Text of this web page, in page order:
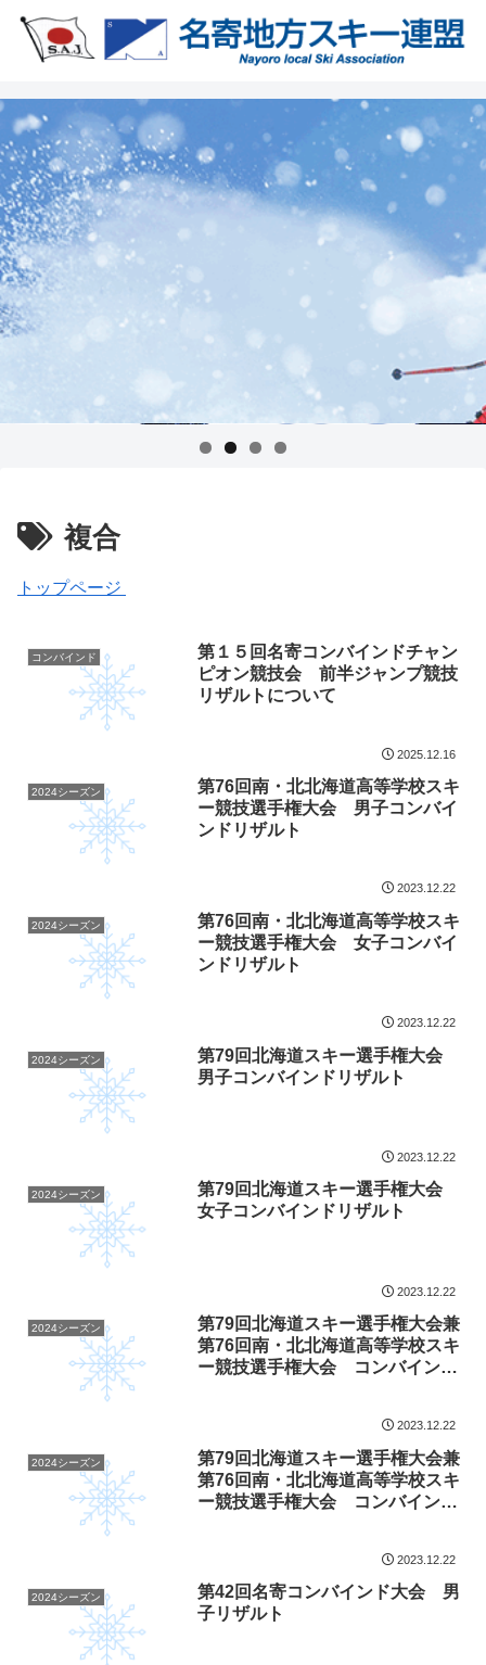
複合
トップページ
コンバインド
第１５回名寄コンバインドチャン
ピオン競技会 前半ジャンプ競技
リザルトについて
2025.12.16
2024シーズン
第76回南・北北海道高等学校スキ
ー競技選手権大会 男子コンバイ
ンドリザルト
2023.12.22
2024シーズン
第76回南・北北海道高等学校スキ
ー競技選手権大会 女子コンバイ
ンドリザルト
2023.12.22
2024シーズン
第79回北海道スキー選手権大会
男子コンバインドリザルト
2023.12.22
2024シーズン
第79回北海道スキー選手権大会
女子コンバインドリザルト
2023.12.22
2024シーズン
第79回北海道スキー選手権大会兼
第76回南・北北海道高等学校スキ
ー競技選手権大会 コンバインド
2023.12.22
2024シーズン
第79回北海道スキー選手権大会兼
第76回南・北北海道高等学校スキ
ー競技選手権大会 コンバインド
2023.12.22
2024シーズン
第42回名寄コンバインド大会 男
子リザルト